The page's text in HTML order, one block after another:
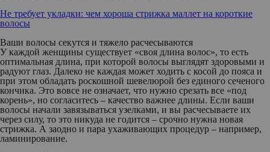
Не требует укладки: чем хороша стрижка маллет на короткие
волосы
Ваши волосы секутся и тяжело расчесываются
У каждой женщины существует «своя длина волос», то есть
оптимальная длина, при которой волосы выглядят здоровыми и
радуют глаз. Далеко не каждая может ходить с косой до пояса и
при этом обладать роскошной шевелюрой без единого сеченого
кончика. Это вовсе не означает, что нужно срезать все «под
корень», но согласитесь – качество важнее длины. Если ваши
волосы начали завязываться узелками, и вы расчесываете их
через силу, то это никуда не годится – срочно нужна новая
стрижка. А заодно и пара ухаживающих процедур – например,
ламинирование.